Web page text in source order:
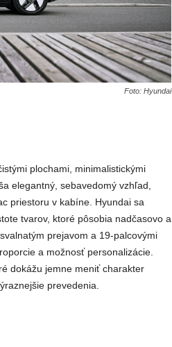
Foto: Hyundai
plochami, minimalistickými
elegantný, sebavedomý vzhľad,
priestoru v kabíne. Hyundai sa
tvarov, ktoré pôsobia nadčasovo a
prejavom a 19-palcovými
a možnosť personalizácie.
dokážu jemne meniť charakter
prevedenia.